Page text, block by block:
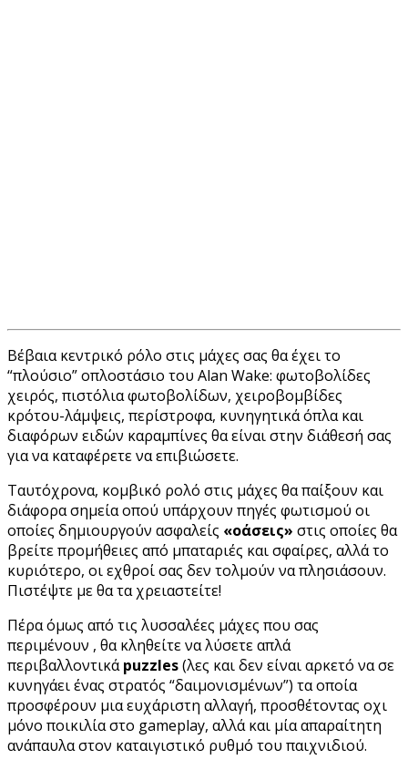
Βέβαια κεντρικό ρόλο στις μάχες σας θα έχει το
“πλούσιο”οπλοστάσιο του Alan Wake: φωτοβολίδες
χειρός, πιστόλια φωτοβολίδων, χειροβομβίδες
κρότου-λάμψεις, περίστροφα, κυνηγητικά όπλα και
διαφόρων ειδών καραμπίνες θα είναι στην διάθεσή σας
για να καταφέρετε να επιβιώσετε.
Ταυτόχρονα, κομβικό ρολό στις μάχες θα παίξουν και
διάφορα σημεία οπού υπάρχουν πηγές φωτισμού οι
οποίες δημιουργούν ασφαλείς «οάσεις» στις οποίες θα
βρείτε προμήθειες από μπαταριές και σφαίρες, αλλά το
κυριότερο, οι εχθροί σας δεν τολμούν να πλησιάσουν.
Πιστέψτε με θα τα χρειαστείτε!
Πέρα όμως από τις λυσσαλέες μάχες που σας
περιμένουν , θα κληθείτε να λύσετε απλά
περιβαλλοντικάpuzzles(λες και δεν είναι αρκετό να σε
κυνηγάει ένας στρατός “δαιμονισμένων”) τα οποία
προσφέρουν μια ευχάριστη αλλαγή, προσθέτοντας οχι
μόνο ποικιλία στο gameplay, αλλά και μία απαραίτητη
ανάπαυλα στον καταιγιστικό ρυθμό του παιχνιδιού.